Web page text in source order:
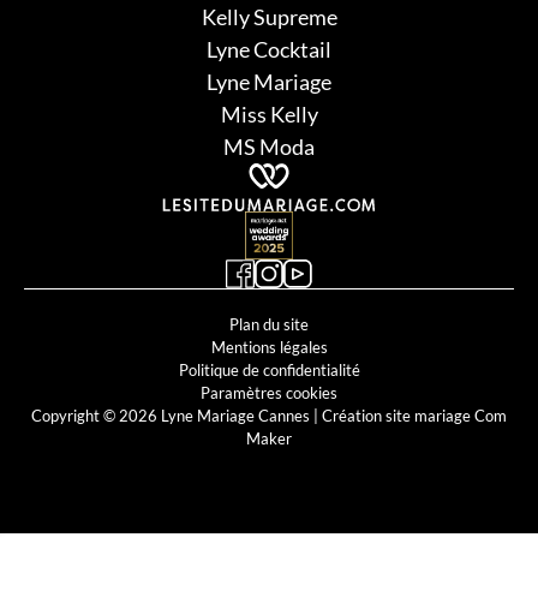
Kelly Supreme
Lyne Cocktail
Lyne Mariage
Miss Kelly
MS Moda
Plan du site
Mentions légales
Politique de confidentialité
Paramètres cookies
Copyright © 2026 Lyne Mariage Cannes | Création site mariage Com
Maker